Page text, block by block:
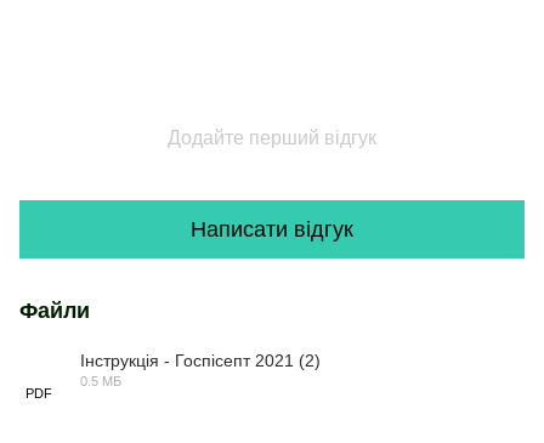
Додайте перший відгук
Написати відгук
Файли
PDF
Інструкція - Госпісепт 2021 (2)
0.5 МБ